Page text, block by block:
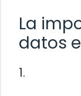
La
datos
1.